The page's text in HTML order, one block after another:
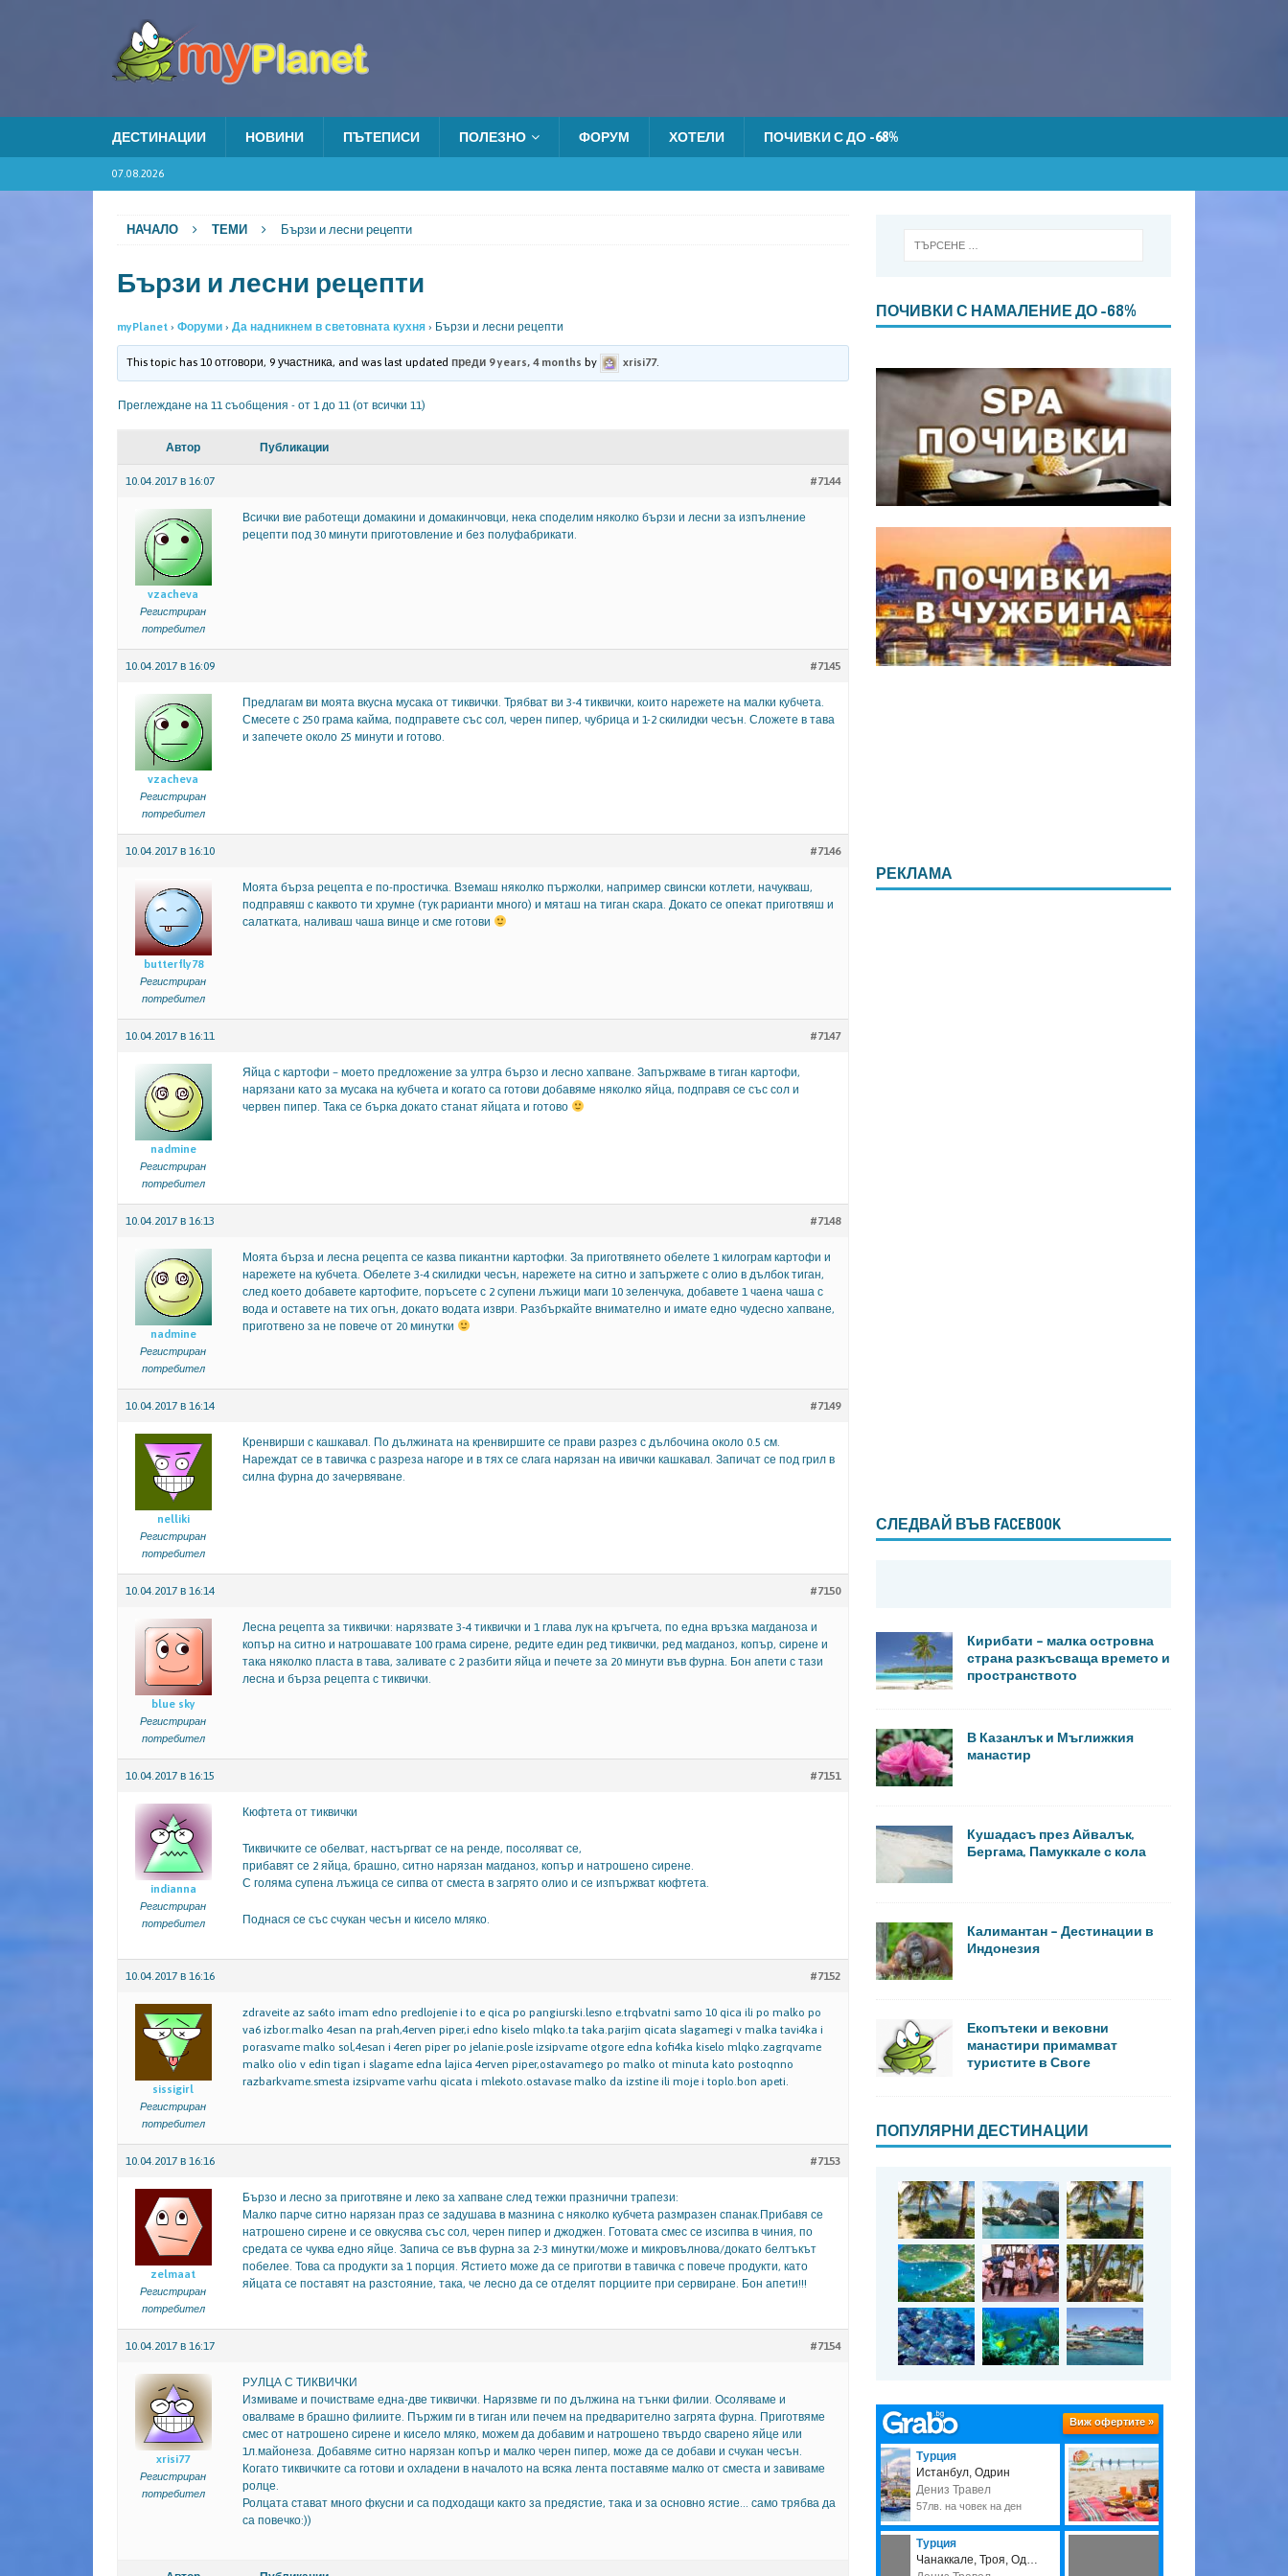
ДЕСТИНАЦИИ НОВИНИ ПЪТЕПИСИ ПОЛЕЗНО ФОРУМ ХОТЕЛИ ПОЧИВКИ С ДО -68%
07.08.2026
НАЧАЛО ТЕМИ Бързи и лесни рецепти
Бързи и лесни рецепти
myPlanet › Форуми › Да надникнем в световната кухня › Бързи и лесни рецепти
This topic has 10 отговори, 9 участника, and was last updatedпреди 9 years, 4 months by xrisi77.
Преглеждане на 11 съобщения - от 1 до 11 (от всички 11)
Автор Публикации
10.04.2017 в 16:07 #7144
vzacheva
Регистриран
потребител
Всички вие работещи домакини и домакинчовци, нека споделим няколко бързи и лесни за изпълнение
рецепти под 30 минути приготовление и без полуфабрикати.
10.04.2017 в 16:09 #7145
vzacheva
Регистриран
потребител
Предлагам ви моята вкусна мусака от тиквички. Трябват ви 3-4 тиквички, които нарежете на малки кубчета.
Смесете с 250 грама кайма, подправете със сол, черен пипер, чубрица и 1-2 скилидки чесън. Сложете в тава
и запечете около 25 минути и готово.
10.04.2017 в 16:10 #7146
butterfly78
Регистриран
потребител
Моята бърза рецепта е по-простичка. Вземаш няколко пържолки, например свински котлети, начукваш,
подправяш с каквото ти хрумне (тук рарианти много) и мяташ на тиган скара. Докато се опекат приготвяш и
салатката, наливаш чаша винце и сме готови
10.04.2017 в 16:11 #7147
nadmine
Регистриран
потребител
Яйца с картофи – моето предложение за ултра бързо и лесно хапване. Запържваме в тиган картофи,
нарязани като за мусака на кубчета и когато са готови добавяме няколко яйца, подправя се със сол и
червен пипер. Така се бърка докато станат яйцата и готово
10.04.2017 в 16:13 #7148
nadmine
Регистриран
потребител
Моята бърза и лесна рецепта се казва пикантни картофки. За приготвянето обелете 1 килограм картофи и
нарежете на кубчета. Обелете 3-4 скилидки чесън, нарежете на ситно и запържете с олио в дълбок тиган,
след което добавете картофите, поръсете с 2 супени лъжици маги 10 зеленчука, добавете 1 чаена чаша с
вода и оставете на тих огън, докато водата изври. Разбъркайте внимателно и имате едно чудесно хапване,
приготвено за не повече от 20 минутки
10.04.2017 в 16:14 #7149
nelliki
Регистриран
потребител
Кренвирши с кашкавал. По дължината на кренвиршите се прави разрез с дълбочина около 0.5 см.
Нареждат се в тавичка с разреза нагоре и в тях се слага нарязан на ивички кашкавал. Запичат се под грил в
силна фурна до зачервяване.
10.04.2017 в 16:14 #7150
blue sky
Регистриран
потребител
Лесна рецепта за тиквички: нарязвате 3-4 тиквички и 1 глава лук на кръгчета, по една връзка магданоза и
копър на ситно и натрошавате 100 грама сирене, редите един ред тиквички, ред магданоз, копър, сирене и
така няколко пласта в тава, заливате с 2 разбити яйца и печете за 20 минути във фурна. Бон апети с тази
лесна и бърза рецепта с тиквички.
10.04.2017 в 16:15 #7151
indianna
Регистриран
потребител
Кюфтета от тиквички
Тиквичките се обелват, настъргват се на ренде, посоляват се,
прибавят се 2 яйца, брашно, ситно нарязан магданоз, копър и натрошено сирене.
С голяма супена лъжица се сипва от сместа в загрято олио и се изпържват кюфтета.
Поднася се със счукан чесън и кисело мляко.
10.04.2017 в 16:16 #7152
sissigirl
Регистриран
потребител
zdraveite az sa6to imam edno predlojenie i to e qica po pangiurski.lesno e.trqbvatni samo 10 qica ili po malko po
va6 izbor.malko 4esan na prah,4erven piper,i edno kiselo mlqko.ta taka.parjim qicata slagamegi v malka tavi4ka i
porasvame malko sol,4esan i 4eren piper po jelanie.posle izsipvame otgore edna kofi4ka kiselo mlqko.zagrqvame
malko olio v edin tigan i slagame edna lajica 4erven piper,ostavamego po malko ot minuta kato postoqnno
razbarkvame.smesta izsipvame varhu qicata i mlekoto.ostavase malko da izstine ili moje i toplo.bon apeti.
10.04.2017 в 16:16 #7153
zelmaat
Регистриран
потребител
Бързо и лесно за приготвяне и леко за хапване след тежки празнични трапези:
Малко парче ситно нарязан праз се задушава в мазнина с няколко кубчета размразен спанак.Прибавя се
натрошено сирене и се овкусява със сол, черен пипер и джоджен. Готовата смес се изсипва в чиния, по
средата се чуква едно яйце. Запича се във фурна за 2-3 минутки/може и микровълнова/докато белтъкът
побелее. Това са продукти за 1 порция. Ястието може да се приготви в тавичка с повече продукти, като
яйцата се поставят на разстояние, така, че лесно да се отделят порциите при сервиране. Бон апети!!!
10.04.2017 в 16:17 #7154
xrisi77
Регистриран
потребител
РУЛЦА С ТИКВИЧКИ
Измиваме и почистваме една-две тиквички. Нарязвме ги по дължина на тънки филии. Осоляваме и
овалваме в брашно филиите. Пържим ги в тиган или печем на предварително загрята фурна. Приготвяме
смес от натрошено сирене и кисело мляко, можем да добавим и натрошено твърдо сварено яйце или
1л.майонеза. Добавяме ситно нарязан копър и малко черен пипер, може да се добави и счукан чесън.
Когато тиквичките са готови и охладени в началото на всяка лента поставяме малко от сместа и завиваме
ролце.
Ролцата стават много фкусни и са подходащи както за предястие, така и за основно ястие… само трябва да
са повечко:))
ПОЧИВКИ С НАМАЛЕНИЕ ДО -68%
РЕКЛАМА
СЛЕДВАЙ ВЪВ FACEBOOK
Кирибати – малка островна
страна разкъсваща времето и
пространството
В Казанлък и Мъглижкия
манастир
Кушадасъ през Айвалък,
Бергама, Памуккале с кола
Калимантан – Дестинации в
Индонезия
Екопътеки и вековни
манастири примамват
туристите в Своге
ПОПУЛЯРНИ ДЕСТИНАЦИИ